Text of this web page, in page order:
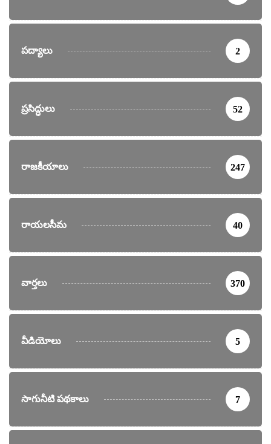
పద్యాలు 2
ప్రసిద్ధులు 52
రాజకీయాలు 247
రాయలసీమ 40
వార్తలు 370
వీడియోలు 5
సాగునీటి పథకాలు 7